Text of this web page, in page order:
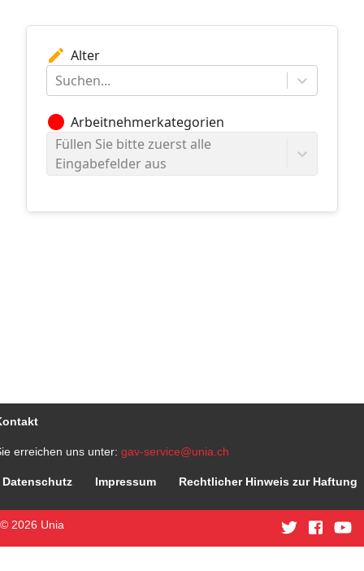
edit Alter
Suchen...
circle Arbeitnehmerkategorien
Füllen Sie bitte zuerst alle
Eingabefelder aus
erreichen uns unter: gav-service@unia.ch
Datenschutz Impressum Rechtlicher Hinweis zur Haftung
© 2026 Unia